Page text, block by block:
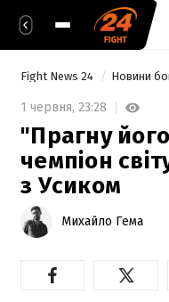
Fight News 24 Новини
1 червня, 23:28
"Прагну
чемпіон
з Усиком
Михайло Гема